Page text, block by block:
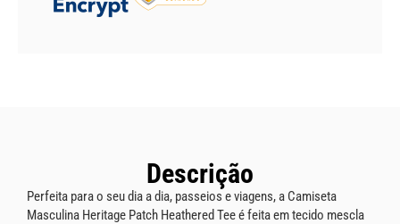
Descrição
Perfeita para o seu dia a dia, passeios e viagens, a Camiseta
Masculina Heritage Patch Heathered Tee é feita em tecido mescla